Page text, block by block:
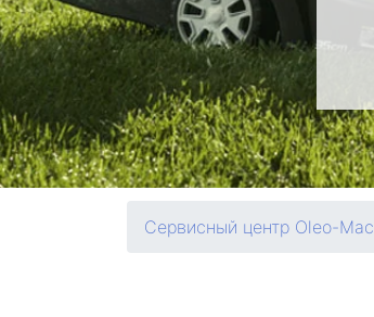
Сервисный центр Oleo-Mac